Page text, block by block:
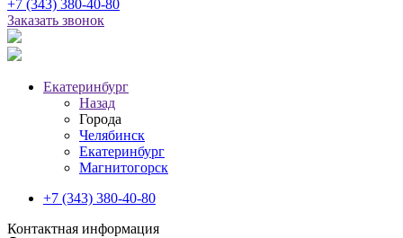
+7 (343) 380-40-80
Заказать звонок
Екатеринбург
Назад
Города
Челябинск
Екатеринбург
Магнитогорск
+7 (343) 380-40-80
Контактная информация